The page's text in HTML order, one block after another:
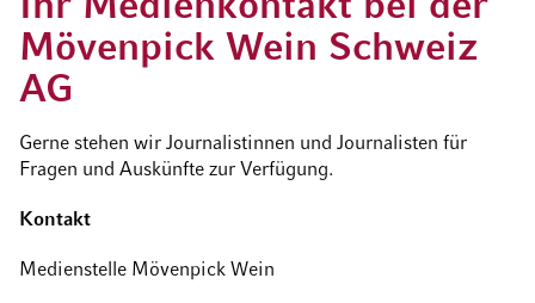
Ihr Medienkontakt bei der
Mövenpick Wein Schweiz
AG
Gerne stehen wir Journalistinnen und Journalisten für
Fragen und Auskünfte zur Verfügung.
Kontakt
Medienstelle Mövenpick Wein